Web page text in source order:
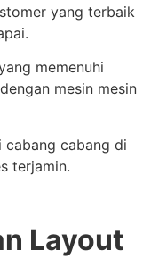
yang terbaik
memenuhi
mesin mesin
cabang cabang di
terjamin.
Layout